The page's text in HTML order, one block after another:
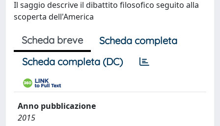
Il saggio descrive il dibattito filosofico seguito alla
scoperta dell'America
Scheda breve
Scheda completa
Scheda completa (DC)
Anno pubblicazione
2015